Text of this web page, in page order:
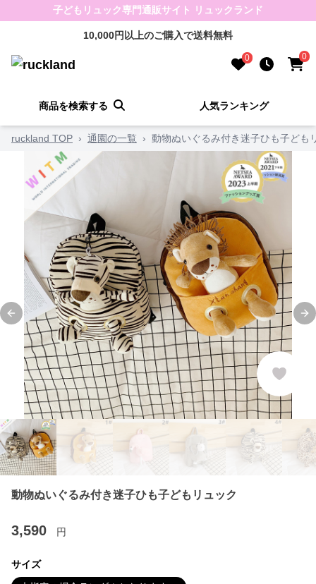
子どもリュック専門通販サイト リュックランド
10,000円以上のご購入で送料無料
0 0
商品を検索する 人気ランキング
ruckland TOP › 通園の一覧 › 動物ぬいぐるみ付き迷子ひも子ども
Previous slide
動物ぬいぐるみ付き迷子ひも子どもリュック
3,590 円
サイズ